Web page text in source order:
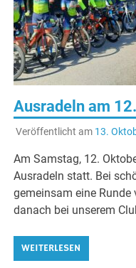
Ausradeln am
Veröffentlicht am 13.
Am Samstag, 12.
Ausradeln statt. Bei
gemeinsam eine
danach bei unserem
WEITERLESEN